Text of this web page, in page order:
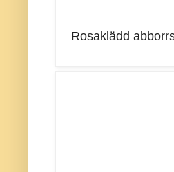
Rosaklädd